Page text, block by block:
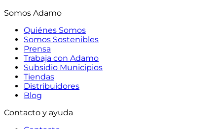
Somos Adamo
Quiénes Somos
Somos Sostenibles
Prensa
Trabaja con Adamo
Subsidio Municipios
Tiendas
Distribuidores
Blog
Contacto y ayuda